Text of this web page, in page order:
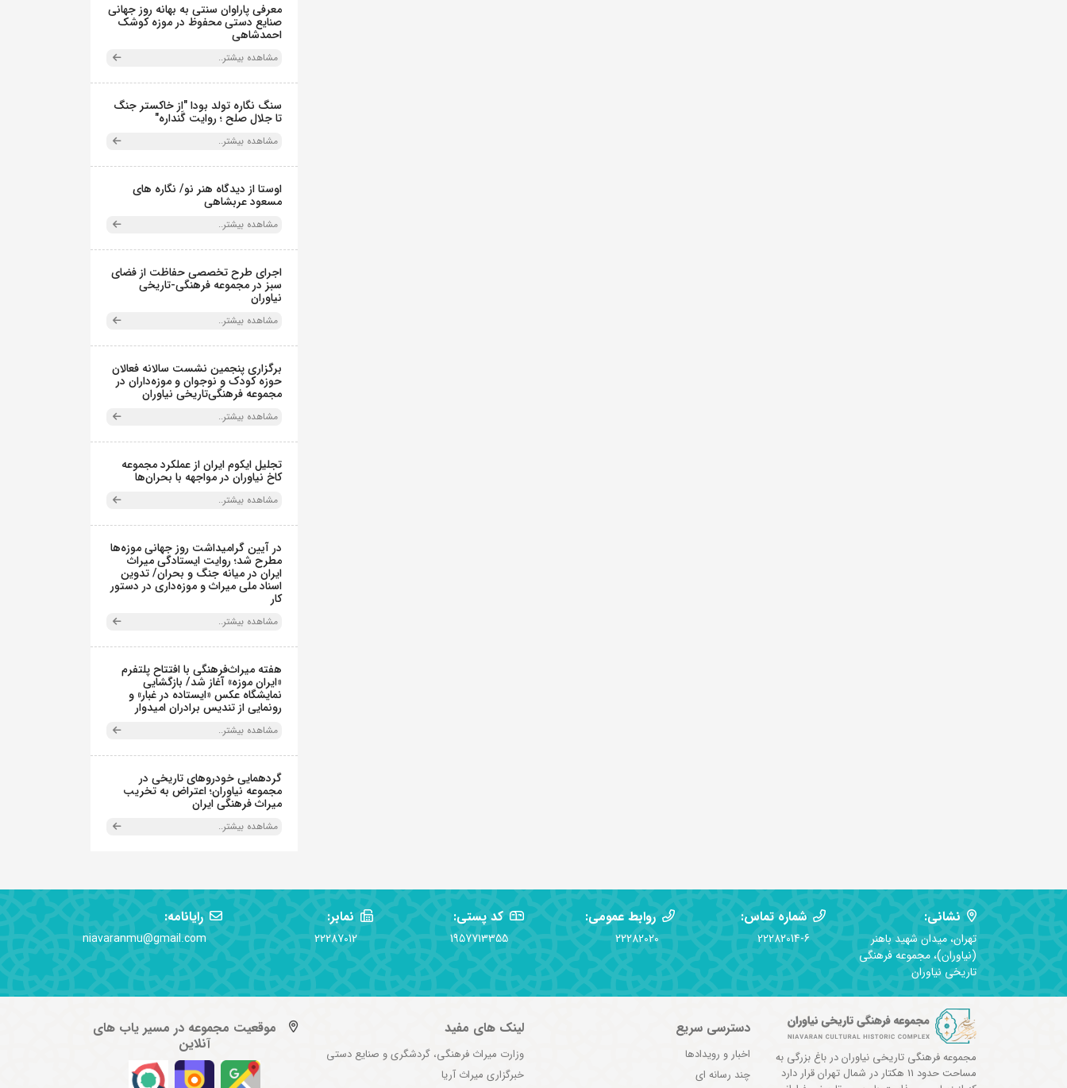
معرفی پاراوان سنتی به بهانه روز جهانی
صنایع دستی محفوظ در موزه کوشک
احمدشاهی
مشاهده بیشتر..
سنگ نگاره تولد بودا "از خاکستر جنگ
تا جلال صلح ؛ روایت گَنداره"
مشاهده بیشتر..
اوستا از دیدگاه هنر نو/ نگاره های
مسعود عربشاهی
مشاهده بیشتر..
اجرای طرح تخصصی حفاظت از فضای
سبز در مجموعه فرهنگی-تاریخی
نیاوران
مشاهده بیشتر..
برگزاری پنجمین نشست سالانه فعالان
حوزه کودک و نوجوان و موزه‌داران در
مجموعه فرهنگی‌تاریخی نیاوران
مشاهده بیشتر..
تجلیل ایکوم ایران از عملکرد مجموعه
کاخ نیاوران در مواجهه با بحران‌ها
مشاهده بیشتر..
در آیین گرامیداشت روز جهانی موزه‌ها
مطرح شد؛ روایت ایستادگی میراث
ایران در میانه جنگ و بحران/ تدوین
اسناد ملی میراث و موزه‌داری در دستور
کار
مشاهده بیشتر..
هفته میراث‌فرهنگی با افتتاح پلتفرم
«ایران موزه» آغاز شد/ بازگشایی
نمایشگاه عکس «ایستاده در غبار» و
رونمایی از تندیس برادران امیدوار
مشاهده بیشتر..
گردهمایی خودروهای تاریخی در
مجموعه نیاوران؛ اعتراض به تخریب
میراث فرهنگی ایران
مشاهده بیشتر..
نشانی:
تهران، میدان شهید باهنر
(نیاوران)، مجموعه فرهنگی
تاریخی نیاوران
شماره تماس:
22282014-6
روابط عمومی:
22282020
کد پستی:
1957713355
نمابر:
22287012
رایانامه:
niavaranmu@gmail.com
مجموعه فرهنگی تاریخی نیاوران در باغ بزرگی به
مساحت حدود 11 هکتار در شمال تهران قرار دارد
دسترسی سریع
اخبار و رویدادها
چند رسانه ای
لینک های مفید
وزارت میراث فرهنگی، گردشگری و صنایع دستی
خبرگزاری میراث آریا
موقعیت مجموعه در مسیر یاب های
آنلاین